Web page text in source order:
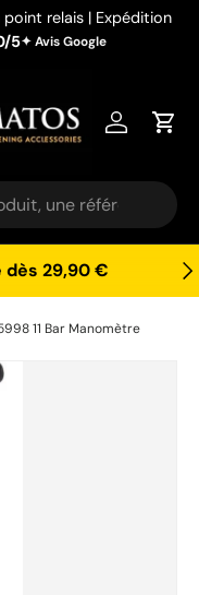
relais | Expédition
5✦ Avis Google
Se
29,90 €
11 Bar Manomètre